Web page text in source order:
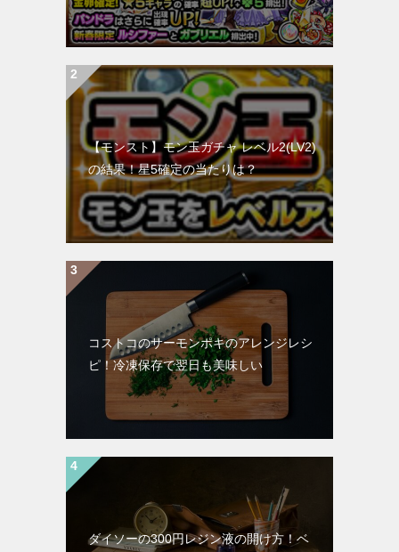
【モンスト】モン玉ガチャ レベル2(LV2)
の結果！星5確定の当たりは？
コストコのサーモンポキのアレンジレシ
ピ！冷凍保存で翌日も美味しい
ダイソーの300円レジン液の開け方！ベ